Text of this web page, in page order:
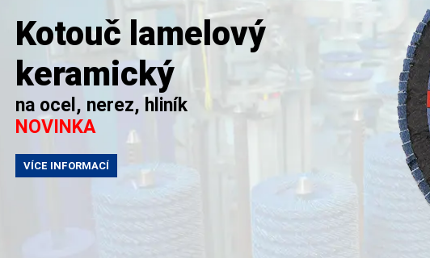
Kotouč lamelový
keramický
na ocel, nerez, hliník
NOVINKA
VÍCE INFORMACÍ